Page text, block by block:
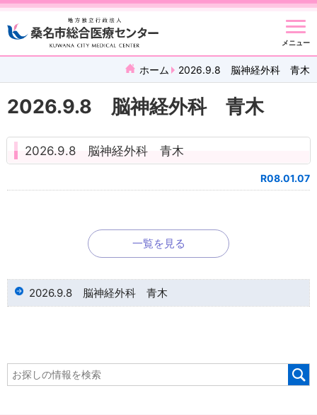
メニュー
ホーム 2026.9.8 脳神経外科 青木
2026.9.8 脳神経外科 青木
2026.9.8 脳神経外科 青木
R08.01.07
一覧を見る
2026.9.8 脳神経外科 青木